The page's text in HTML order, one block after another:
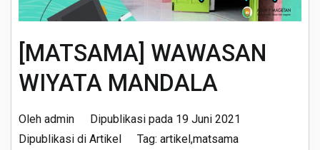
[MATSAMA] WAWASAN
WIYATA MANDALA
Oleh admin Dipublikasi pada 19 Juni 2021
Dipublikasi di Artikel Tag: artikel,matsama